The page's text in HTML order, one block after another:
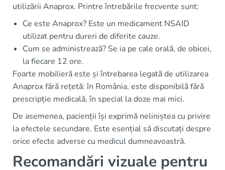
utilizării Anaprox. Printre întrebările frecvente sunt:
Ce este Anaprox? Este un medicament NSAID
utilizat pentru dureri de diferite cauze.
Cum se administrează? Se ia pe cale orală, de obicei,
la fiecare 12 ore.
Foarte mobilieră este și întrebarea legată de utilizarea
Anaprox fără rețetă: în România, este disponibilă fără
prescripție medicală, în special la doze mai mici.
De asemenea, pacienții își exprimă neliniștea cu privire
la efectele secundare. Este esențial să discutați despre
orice efecte adverse cu medicul dumneavoastră.
Recomandări vizuale pentru